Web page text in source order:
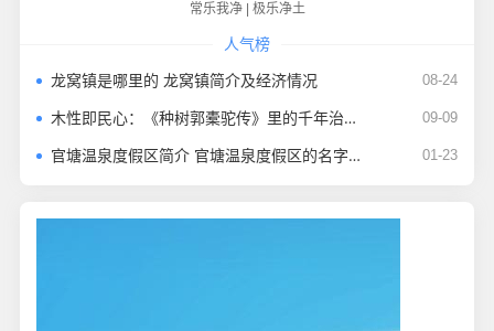
常乐我净 极乐净土
人气榜
龙窝镇是哪里的 龙窝镇简介及经济情况 08-24
木性即民心：《种树郭橐驼传》里的千年治世智慧 09-09
官塘温泉度假区简介 官塘温泉度假区的名字由来及景区设施 01-23